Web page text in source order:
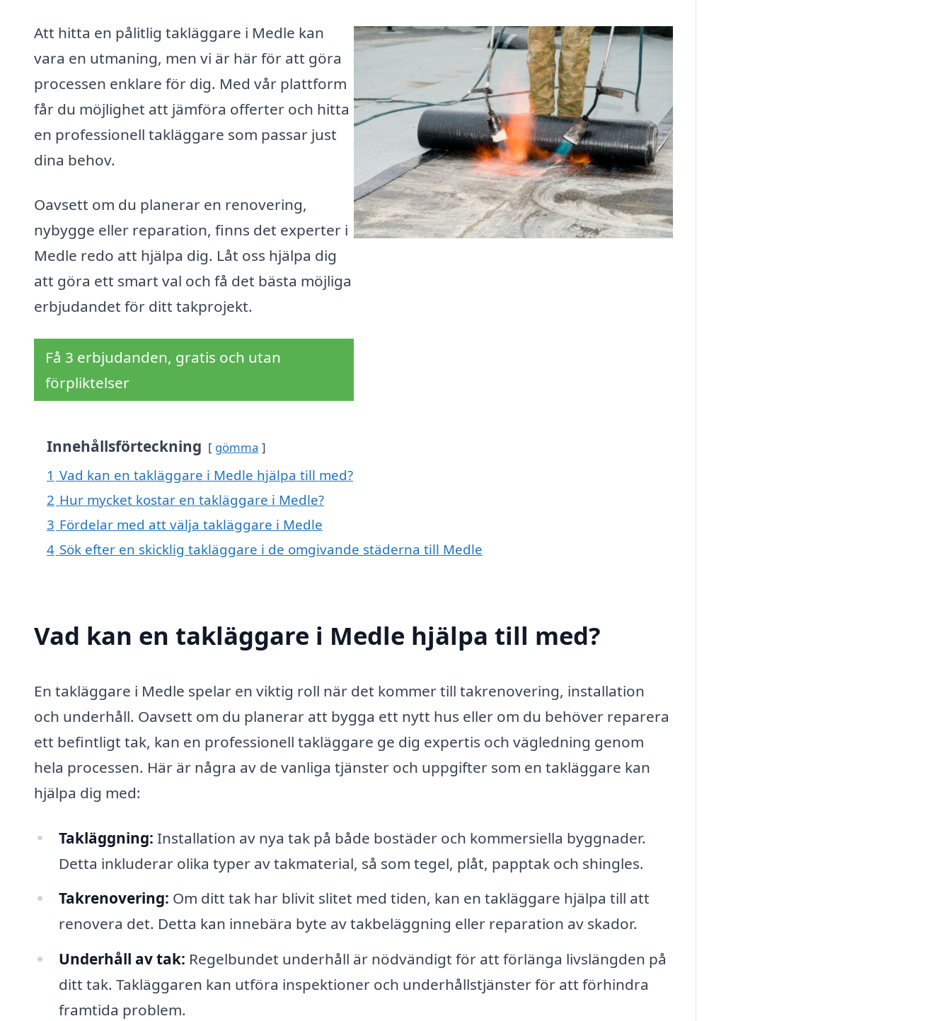
Att hitta en pålitlig takläggare i Medle kan
vara en utmaning, men vi är här för att göra
processen enklare för dig. Med vår plattform
får du möjlighet att jämföra offerter och hitta
en professionell takläggare som passar just
dina behov.
Oavsett om du planerar en renovering,
nybygge eller reparation, finns det experter i
Medle redo att hjälpa dig. Låt oss hjälpa dig
att göra ett smart val och få det bästa möjliga
erbjudandet för ditt takprojekt.
Få 3 erbjudanden, gratis och utan
förpliktelser
Innehållsförteckning gömma
1 Vad kan en takläggare i Medle hjälpa till med?
2 Hur mycket kostar en takläggare i Medle?
3 Fördelar med att välja takläggare i Medle
4 Sök efter en skicklig takläggare i de omgivande städerna till Medle
Vad kan en takläggare i Medle hjälpa till med?
En takläggare i Medle spelar en viktig roll när det kommer till takrenovering, installation
och underhåll. Oavsett om du planerar att bygga ett nytt hus eller om du behöver reparera
ett befintligt tak, kan en professionell takläggare ge dig expertis och vägledning genom
hela processen. Här är några av de vanliga tjänster och uppgifter som en takläggare kan
hjälpa dig med:
Takläggning: Installation av nya tak på både bostäder och kommersiella byggnader.
Detta inkluderar olika typer av takmaterial, så som tegel, plåt, papptak och shingles.
Takrenovering: Om ditt tak har blivit slitet med tiden, kan en takläggare hjälpa till att
renovera det. Detta kan innebära byte av takbeläggning eller reparation av skador.
Underhåll av tak: Regelbundet underhåll är nödvändigt för att förlänga livslängden på
ditt tak. Takläggaren kan utföra inspektioner och underhållstjänster för att förhindra
framtida problem.